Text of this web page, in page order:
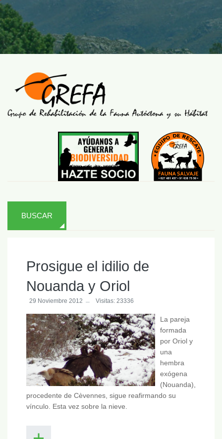
BUSCAR
Prosigue el idilio de
Nouanda y Oriol
29 Noviembre 2012 Visitas: 23336
La pareja
formada
por Oriol y
una
hembra
exógena
(Nouanda),
procedente de Cèvennes, sigue reafirmando su
vínculo. Esta vez sobre la nieve.